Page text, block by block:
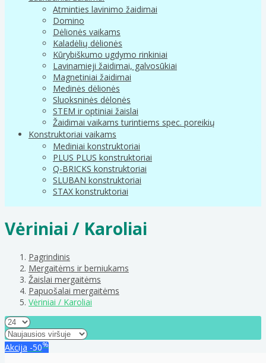
Atminties lavinimo žaidimai
Domino
Dėlionės vaikams
Kaladėlių dėlionės
Kūrybiškumo ugdymo rinkiniai
Lavinamieji žaidimai, galvosūkiai
Magnetiniai žaidimai
Medinės dėlionės
Sluoksninės dėlonės
STEM ir optiniai žaislai
Žaidimai vaikams turintiems spec. poreikių
Konstruktoriai vaikams
Mediniai konstruktoriai
PLUS PLUS konstruktoriai
Q-BRICKS konstruktoriai
SLUBAN konstruktoriai
STAX konstruktoriai
Vėriniai / Karoliai
Pagrindinis
Mergaitėms ir berniukams
Žaislai mergaitėms
Papuošalai mergaitėms
Vėriniai / Karoliai
Akcija -50%